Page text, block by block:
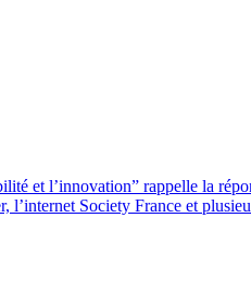
et l’innovation” rappelle la
Society France et